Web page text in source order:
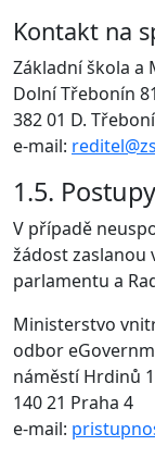
Kontakt na
Základní škola a
Dolní Třebonín 81
382 01 D.
e-mail:
1.5.
V případě
žádost zaslanou
parlamentu a
Ministerstvo
odbor
náměstí Hrdinů
140 21 Praha 4
e-mail: